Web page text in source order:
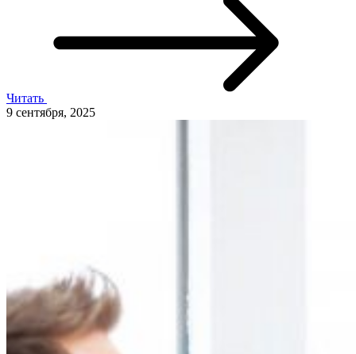
Читать
9 сентября, 2025